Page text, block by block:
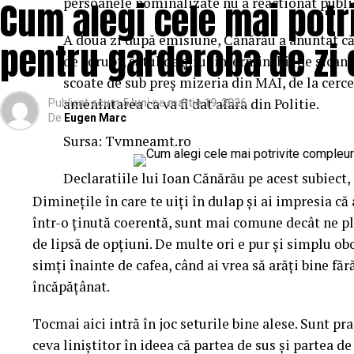
A doua zi după emisiune, Cănărău a anuntat
de corupt, sătul de șirul interminabil de
scoate de sub preș mizeria din MAI, de la
amenintarea ca va fi dat afara din Politie.
Sursa: Tvmneamt.ro
Declaratiile lui Ioan Cănărău pe acest
obișnuite. E un albastru-turcoaz, ușor saturat, cu
înseamnă că personajul aduce deja două culori în
lângă el. Dacă ignori amănuntul ăsta, ajungi ușor
care albastrul rece și florile nimeresc în registre
Gândește-te la el ca la o piesă vestimentară cu
îmbraci la întâmplare pe dedesubt, ci cauți ce-l
ori contraste calde care îl scot în față, ori tonuri
intervine exact în decizia asta, pentru că ne
pe nesimțite.
Mai e un lucru pe care l-am prins abia în timp.
materiale textile sau hârtie, reacționează diferit
anotimpului. Un roz care pare delicat în aprilie
lumina pe ele.
Cum alegi cele mai
pentru garderoba de zi
Publicatacum 5 luni pemartie 19, 2026
De Eugen Marc
Diminețile în care te uiți în dulap și ai impresia că
într-o ținută coerentă, sunt mai comune decât ne
de lipsă de opțiuni. De multe ori e pur și simplu
simți înainte de cafea, când ai vrea să arăți bine
încăpățânat.
Tocmai aici intră în joc seturile bine alese. Sunt
ceva liniștitor în ideea că partea de sus și partea